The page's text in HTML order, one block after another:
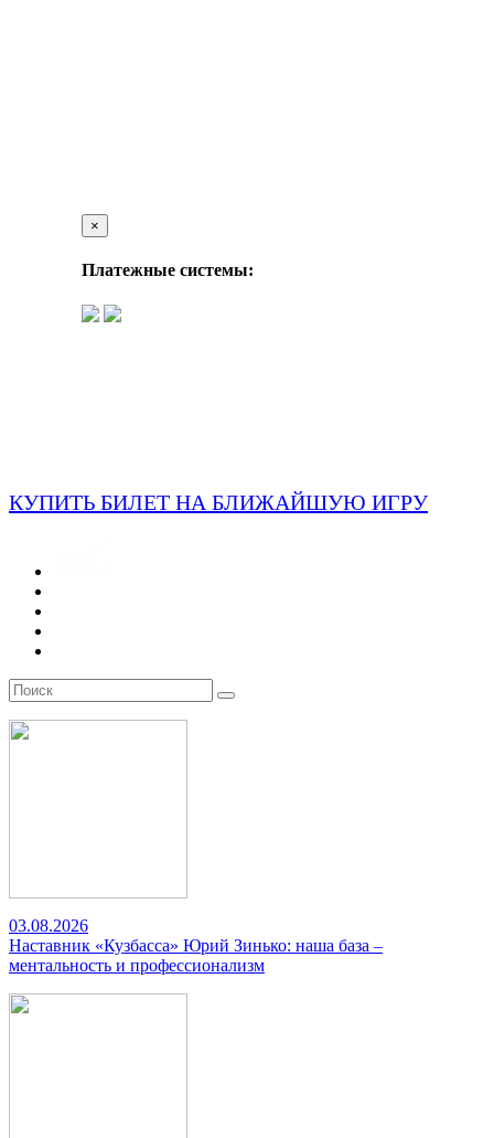
×
Платежные системы:
КУПИТЬ БИЛЕТ НА БЛИЖАЙШУЮ ИГРУ
03.08.2026
Наставник «Кузбасса» Юрий Зинько: наша база –
ментальность и профессионализм